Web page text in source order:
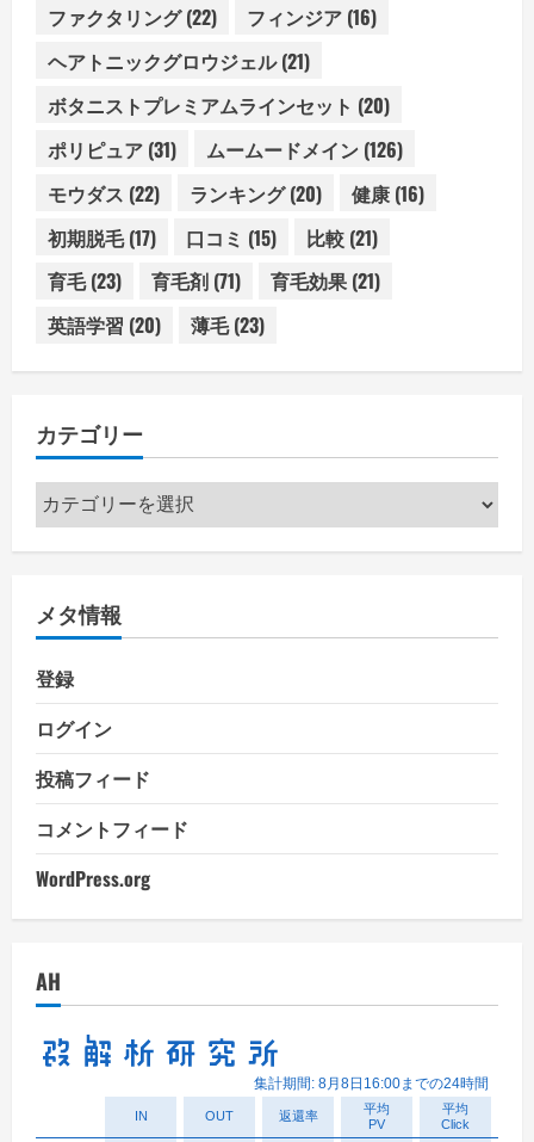
ファクタリング(22) フィンジア (16)
ヘアトニックグロウジェル(21)
ボタニストプレミアムラインセット (20)
ポリピュア (31) ムームードメイン (126)
モウダス (22) ランキング(20) 健康 (16)
初期脱毛(17) 口コミ (15) 比較 (21)
育毛(23) 育毛剤 (71) 育毛効果 (21)
英語学習 (20) 薄毛(23)
カテゴリー
カ
テ
ー
メタ情報
登録
ログイン
投稿フィード
コメントフィード
WordPress.org
AH